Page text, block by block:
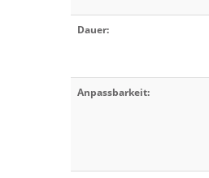
Dauer:
Anpassbarkeit: